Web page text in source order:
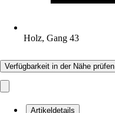
Holz, Gang 43
Verfügbarkeit in der Nähe prüfen
Artikeldetails